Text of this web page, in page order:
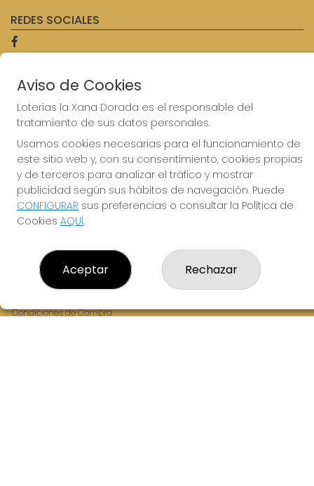
REDES SOCIALES
CONTACTO
ADMINISTRACION DE LOTERIAS: 9-AVILES - RECEPTOR
OFICIAL: 57750
985567207
Clica aquí para contactar por WhatsApp
614069067
info@laxanadorada.com
Fernandez Balsera 26 bajo
Aviles, 33402
(Asturias) España
Aviso Legal
Política de Privacidad
Condiciones de Compra
Aviso de Cookies
Loterias la Xana Dorada es el responsable del
tratamiento de sus datos personales.
Usamos cookies necesarias para el funcionamiento de
este sitio web y, con su consentimiento, cookies propias
y de terceros para analizar el tráfico y mostrar
publicidad según sus hábitos de navegación. Puede
CONFIGURAR sus preferencias o consultar la Política de
Cookies AQUÍ.
Aceptar Rechazar